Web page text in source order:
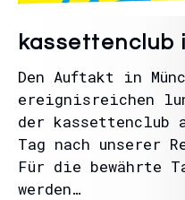
kassettenclub
Den Auftakt in
ereignisreichen
der kassettenclub
Tag nach unserer
Für die bewährte
werden…